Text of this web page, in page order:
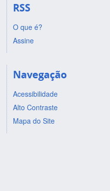
RSS
O que é?
Assine
Navegação
Acessibilidade
Alto Contraste
Mapa do Site